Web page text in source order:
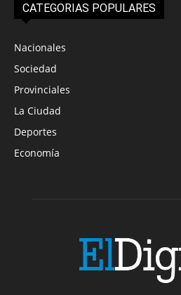
CATEGORIAS POPULARES
Nacionales
Sociedad
Provinciales
La Ciudad
Deportes
Economía